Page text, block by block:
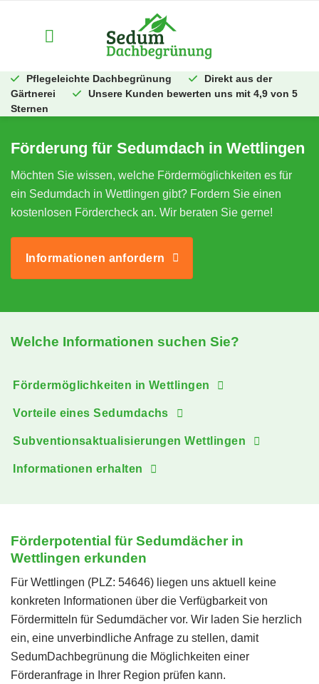
Pflegeleichte Dachbegrünung
Direkt aus der
Gärtnerei
Unsere Kunden bewerten uns mit 4,9 von 5
Sternen
Förderung für Sedumdach in Wettlingen
Möchten Sie wissen, welche Fördermöglichkeiten es für
ein Sedumdach in Wettlingen gibt? Fordern Sie einen
kostenlosen Fördercheck an. Wir beraten Sie gerne!
Informationen anfordern
Welche Informationen suchen Sie?
Fördermöglichkeiten in Wettlingen
Vorteile eines Sedumdachs
Subventionsaktualisierungen Wettlingen
Informationen erhalten
Förderpotential für Sedumdächer in
Wettlingen erkunden
Für Wettlingen (PLZ: 54646) liegen uns aktuell keine
konkreten Informationen über die Verfügbarkeit von
Fördermitteln für Sedumdächer vor. Wir laden Sie herzlich
ein, eine unverbindliche Anfrage zu stellen, damit
SedumDachbegrünung die Möglichkeiten einer
Förderanfrage in Ihrer Region prüfen kann.